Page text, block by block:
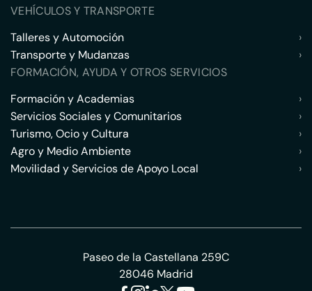
VEHÍCULOS Y TRANSPORTE
Talleres y Automoción
›
Transporte y Mudanzas
›
FORMACIÓN, AYUDA Y OTROS SERVICIOS
Formación y Academias
›
Servicios Sociales y Comunitarios
›
Turismo, Ocio y Cultura
›
Agro y Medio Ambiente
›
Movilidad y Servicios de Apoyo Local
›
Paseo de la Castellana 259C
28046 Madrid